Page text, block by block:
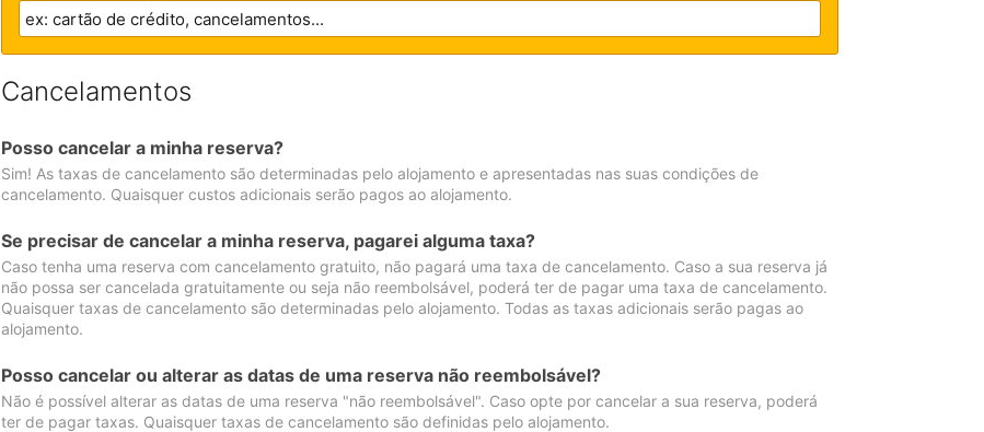
Cancelamentos
Posso cancelar a minha reserva?
Sim! As taxas de cancelamento são determinadas pelo alojamento e apresentadas nas suas condições de
cancelamento. Quaisquer custos adicionais serão pagos ao alojamento.
Se precisar de cancelar a minha reserva, pagarei alguma taxa?
Caso tenha uma reserva com cancelamento gratuito, não pagará uma taxa de cancelamento. Caso a sua reserva já
não possa ser cancelada gratuitamente ou seja não reembolsável, poderá ter de pagar uma taxa de cancelamento.
Quaisquer taxas de cancelamento são determinadas pelo alojamento. Todas as taxas adicionais serão pagas ao
alojamento.
Posso cancelar ou alterar as datas de uma reserva não reembolsável?
Não é possível alterar as datas de uma reserva "não reembolsável". Caso opte por cancelar a sua reserva, poderá
ter de pagar taxas. Quaisquer taxas de cancelamento são definidas pelo alojamento.